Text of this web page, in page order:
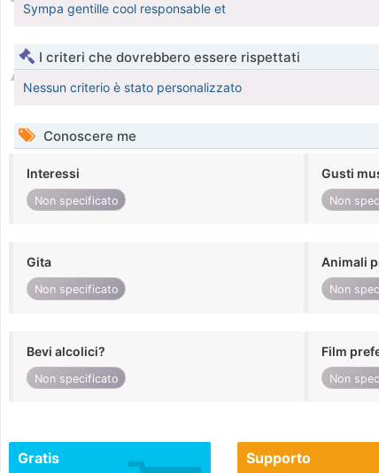
Sympa gentille cool responsable et
I criteri che dovrebbero essere rispettati
Nessun criterio è stato personalizzato
Conoscere me
Interessi
Non specificato
Gusti
Non
Gita
Non specificato
Animali
Non
Bevi alcolici?
Non specificato
Film
Non
Gratis Supporto